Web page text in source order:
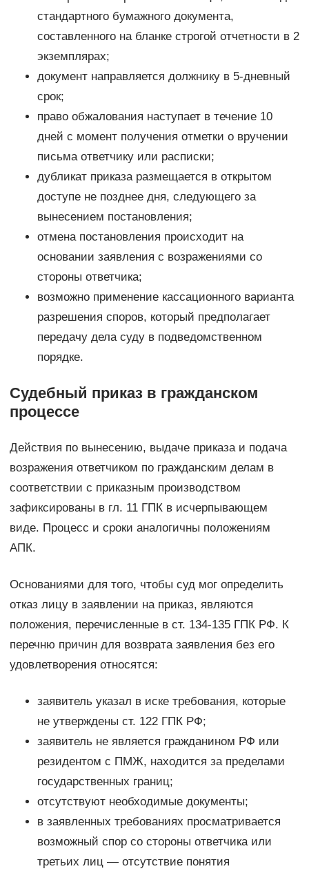
стандартного бумажного документа,
составленного на бланке строгой отчетности в 2
экземплярах;
документ направляется должнику в 5-дневный
срок;
право обжалования наступает в течение 10
дней с момент получения отметки о вручении
письма ответчику или расписки;
дубликат приказа размещается в открытом
доступе не позднее дня, следующего за
вынесением постановления;
отмена постановления происходит на
основании заявления с возражениями со
стороны ответчика;
возможно применение кассационного варианта
разрешения споров, который предполагает
передачу дела суду в подведомственном
порядке.
Судебный приказ в гражданском
процессе
Действия по вынесению, выдаче приказа и подача
возражения ответчиком по гражданским делам в
соответствии с приказным производством
зафиксированы в гл. 11 ГПК в исчерпывающем
виде. Процесс и сроки аналогичны положениям
АПК.
Основаниями для того, чтобы суд мог определить
отказ лицу в заявлении на приказ, являются
положения, перечисленные в ст. 134-135 ГПК РФ. К
перечню причин для возврата заявления без его
удовлетворения относятся:
заявитель указал в иске требования, которые
не утверждены ст. 122 ГПК РФ;
заявитель не является гражданином РФ или
резидентом с ПМЖ, находится за пределами
государственных границ;
отсутствуют необходимые документы;
в заявленных требованиях просматривается
возможный спор со стороны ответчика или
третьих лиц — отсутствие понятия